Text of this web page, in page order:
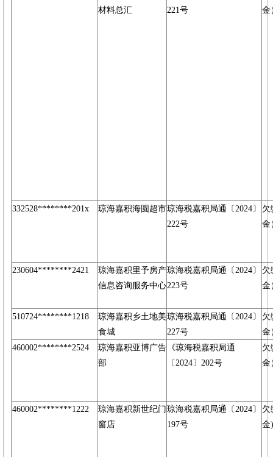
材料总汇
221号
金
332528********201x 琼海嘉积海圆超市琼海税嘉积局通〔2024〕
222号
欠
金
230604********2421
琼海嘉积里予房产
信息咨询服务中心
琼海税嘉积局通〔2024〕
223号
欠
金
510724********1218
琼海嘉积乡土地美
食城
琼海税嘉积局通〔2024〕
227号
欠
金
460002********2524
琼海嘉积亚博广告
部
《琼海税嘉积局通
〔2024〕202号
欠
金
460002********1222
琼海嘉积新世纪门
窗店
琼海税嘉积局通〔2024〕
197号
欠
金)